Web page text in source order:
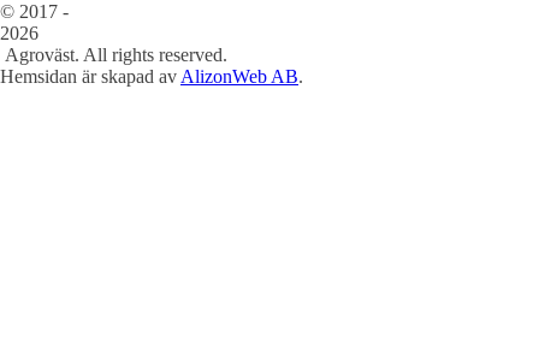
© 2017 -
2026
Agroväst. All rights reserved.
Hemsidan är skapad avAlizonWeb AB.